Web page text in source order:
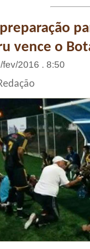
vence o
fev/2016 . 8:50